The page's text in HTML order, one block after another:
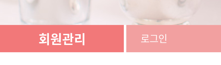
회원관리 로그인